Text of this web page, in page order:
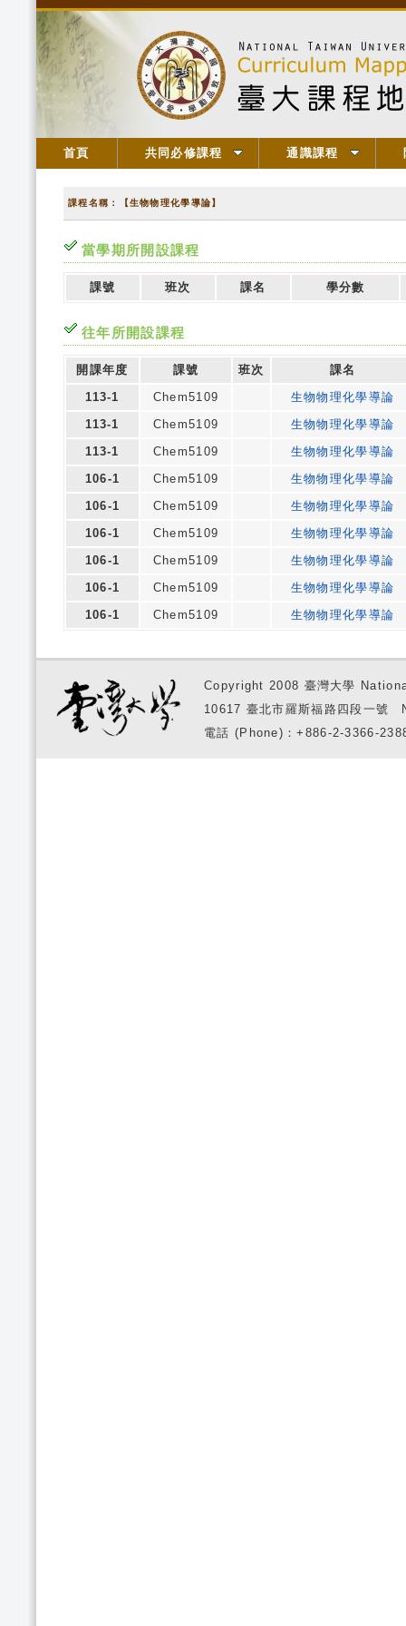
首頁 共同必修課程 通識課程
課程名稱：【生物物理化學導論】
當學期所開設課程
課號 班次 課名 學分數
往年所開設課程
開課年度 課號 班次
課名
113-1
Chem5109
生物物理化學導論
113-1
Chem5109
生物物理化學導論
113-1
Chem5109
生物物理化學導論
106-1
Chem5109
生物物理化學導論
106-1
Chem5109
生物物理化學導論
106-1
Chem5109
生物物理化學導論
106-1
Chem5109
生物物理化學導論
106-1
Chem5109
生物物理化學導論
106-1
Chem5109 生物物理化學導論
Copyright 2008 臺灣大學
10617 臺北市羅斯福路四段一
電話 (Phone)：+886-2-3366-